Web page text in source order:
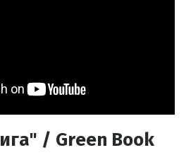
/ Green Book